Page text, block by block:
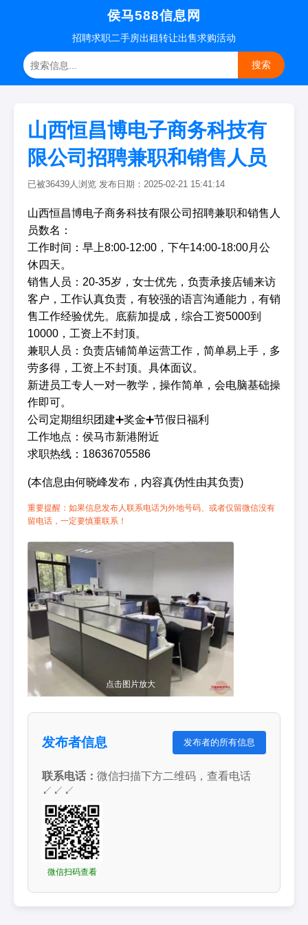
侯马588信息网
招聘求职二手房出租转让出售求购活动
搜索
山西恒昌博电子商务科技有
限公司招聘兼职和销售人员
已被36439人浏览 发布日期：2025-02-21 15:41:14
山西恒昌博电子商务科技有限公司招聘兼职和销售人
员数名：
工作时间：早上8:00-12:00，下午14:00-18:00月公
休四天。
销售人员：20-35岁，女士优先，负责承接店铺来访
客户，工作认真负责，有较强的语言沟通能力，有销
售工作经验优先。底薪加提成，综合工资5000到
10000，工资上不封顶。
兼职人员：负责店铺简单运营工作，简单易上手，多
劳多得，工资上不封顶。具体面议。
新进员工专人一对一教学，操作简单，会电脑基础操
作即可。
公司定期组织团建➕奖金➕节假日福利
工作地点：侯马市新港附近
求职热线：18636705586
(本信息由何晓峰发布，内容真伪性由其负责)
重要提醒：如果信息发布人联系电话为外地号码、或者仅留微信没有
留电话，一定要慎重联系！
点击图片放大
发布者信息 发布者的所有信息
联系电话： 微信扫描下方二维码，查看电话
↙↙↙
微信扫码查看